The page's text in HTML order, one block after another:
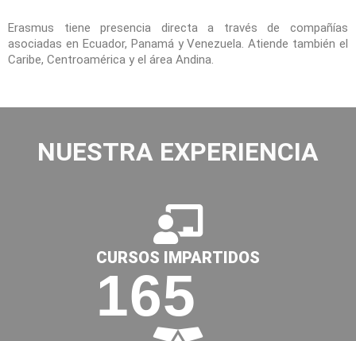
Erasmus tiene presencia directa a través de compañías
asociadas en Ecuador, Panamá y Venezuela. Atiende también el
Caribe, Centroamérica y el área Andina.
NUESTRA EXPERIENCIA
CURSOS IMPARTIDOS
165